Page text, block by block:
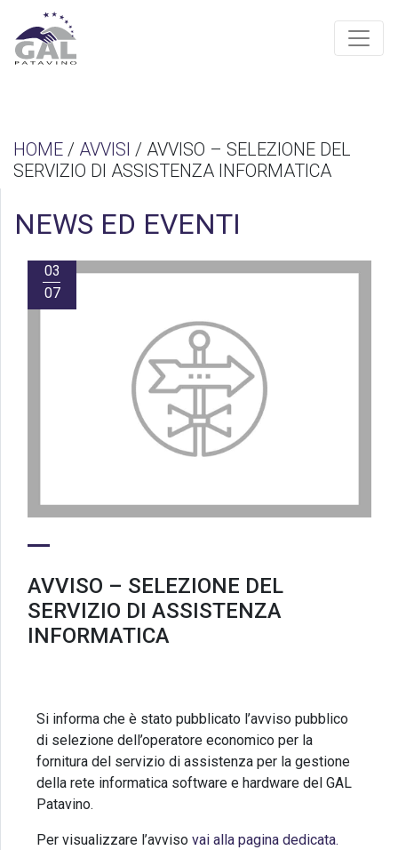
HOME / AVVISI / AVVISO – SELEZIONE DEL
SERVIZIO DI ASSISTENZA INFORMATICA
NEWS ED EVENTI
03
07
AVVISO – SELEZIONE DEL
SERVIZIO DI ASSISTENZA
INFORMATICA
Si informa che è stato pubblicato l’avviso pubblico
di selezione dell’operatore economico per la
fornitura del servizio di assistenza per la gestione
della rete informatica software e hardware del GAL
Patavino.
Per visualizzare l’avviso vai alla pagina dedicata.